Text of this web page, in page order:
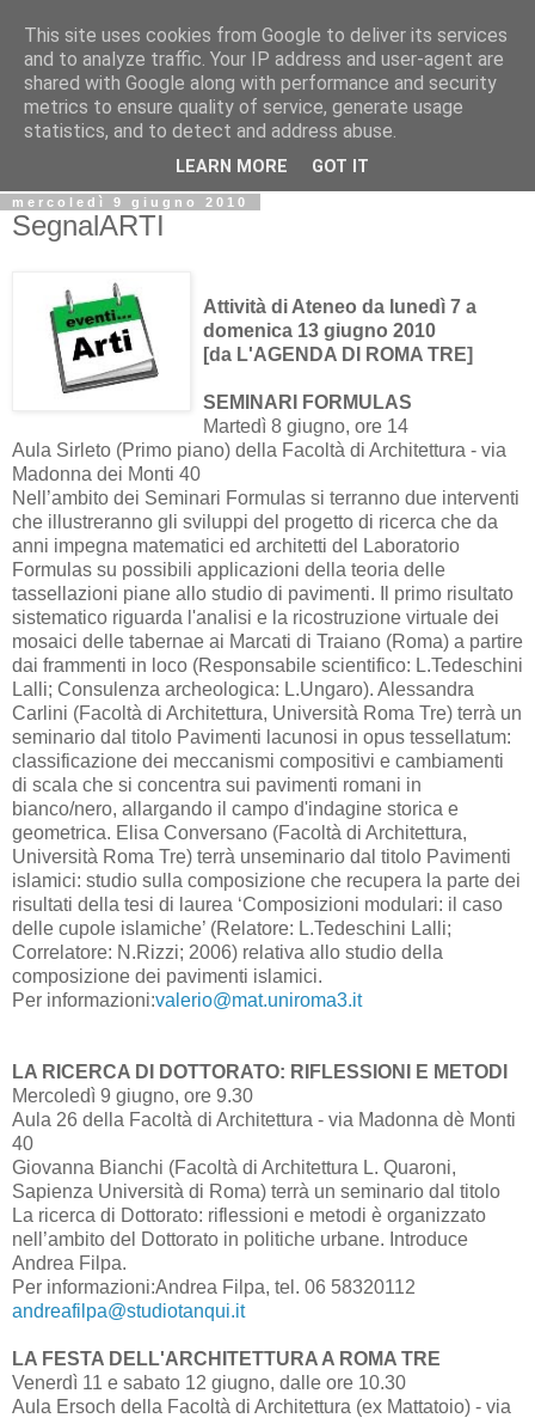
Biblio@rti in
Il Blog della Biblioteca di Area delle arti per condividere
informazioni iniziative incontri
mercoledì 9 giugno 2010
SegnalARTI
Attività di Ateneo da lunedì 7 a
domenica 13 giugno 2010
[da L'AGENDA DI ROMA TRE]
SEMINARI FORMULAS
Martedì 8 giugno, ore 14
Aula Sirleto (Primo piano) della Facoltà di Architettura - via
Madonna dei Monti 40
Nell’ambito dei Seminari Formulas si terranno due interventi
che illustreranno gli sviluppi del progetto di ricerca che da
anni impegna matematici ed architetti del Laboratorio
Formulas su possibili applicazioni della teoria delle
tassellazioni piane allo studio di pavimenti. Il primo risultato
sistematico riguarda l'analisi e la ricostruzione virtuale dei
mosaici delle tabernae ai Marcati di Traiano (Roma) a partire
dai frammenti in loco (Responsabile scientifico: L.Tedeschini
Lalli; Consulenza archeologica: L.Ungaro). Alessandra
Carlini (Facoltà di Architettura, Università Roma Tre) terrà un
seminario dal titolo Pavimenti lacunosi in opus tessellatum:
classificazione dei meccanismi compositivi e cambiamenti
di scala che si concentra sui pavimenti romani in
bianco/nero, allargando il campo d'indagine storica e
geometrica. Elisa Conversano (Facoltà di Architettura,
Università Roma Tre) terrà unseminario dal titolo Pavimenti
islamici: studio sulla composizione che recupera la parte dei
risultati della tesi di laurea ‘Composizioni modulari: il caso
delle cupole islamiche’ (Relatore: L.Tedeschini Lalli;
Correlatore: N.Rizzi; 2006) relativa allo studio della
composizione dei pavimenti islamici.
Per informazioni:valerio@mat.uniroma3.it
LA RICERCA DI DOTTORATO: RIFLESSIONI E METODI
Mercoledì 9 giugno, ore 9.30
Aula 26 della Facoltà di Architettura - via Madonna dè Monti
40
Giovanna Bianchi (Facoltà di Architettura L. Quaroni,
Sapienza Università di Roma) terrà un seminario dal titolo
La ricerca di Dottorato: riflessioni e metodi è organizzato
nell’ambito del Dottorato in politiche urbane. Introduce
Andrea Filpa.
Per informazioni:Andrea Filpa, tel. 06 58320112
andreafilpa@studiotanqui.it
LA FESTA DELL'ARCHITETTURA A ROMA TRE
Venerdì 11 e sabato 12 giugno, dalle ore 10.30
Aula Ersoch della Facoltà di Architettura (ex Mattatoio) - via
This site uses cookies from Google to deliver its services
and to analyze traffic. Your IP address and user-agent are
shared with Google along with performance and security
metrics to ensure quality of service, generate usage
statistics, and to detect and address abuse.
LEARN MORE GOT IT